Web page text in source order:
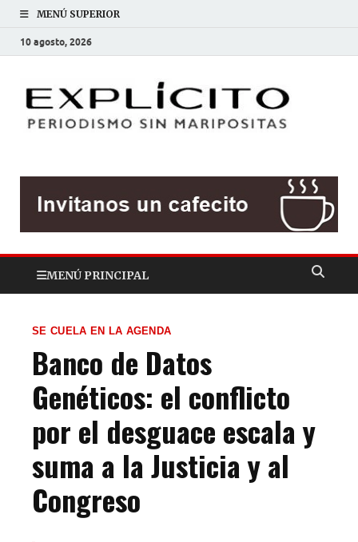
MENÚ SUPERIOR
10 agosto, 2026
MENÚ PRINCIPAL
SE CUELA EN LA AGENDA
Banco de Datos
Genéticos: el conflicto
por el desguace escala y
suma a la Justicia y al
Congreso